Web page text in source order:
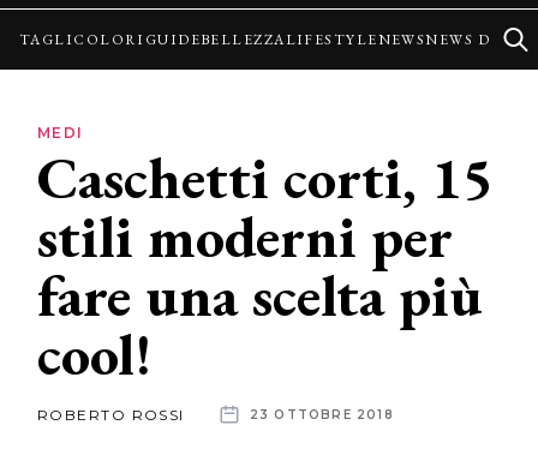
Guide
Lifestyle
News
News
TAGLICOLORI GUIDEBELLEZZALIFESTYLENEWSNEWS
MEDI
Caschetti corti, 15
stili moderni per
fare una scelta più
cool!
ROBERTO ROSSI 23 OTTOBRE 2018